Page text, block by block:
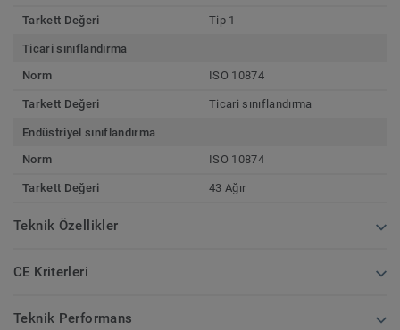
Tarkett Değeri Tip 1
Ticari sınıflandırma
Norm
ISO 10874
Tarkett Değeri Ticari sınıflandırma
Endüstriyel sınıflandırma
Norm
ISO 10874
Tarkett Değeri 43 Ağır
Teknik Özellikler
CE Kriterleri
Teknik Performans